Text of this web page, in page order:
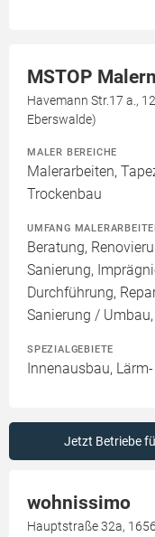
MSTOP
Havemann Str.17 a.,
Eberswalde)
MALER BEREICHE
Malerarbeiten,
Trockenbau
UMFANG
Beratung,
Sanierung,
Durchführung,
Sanierung /
SPEZIALGEBIETE
Innenausbau,
Jetzt Betriebe
wohnissimo
Hauptstraße 32a,